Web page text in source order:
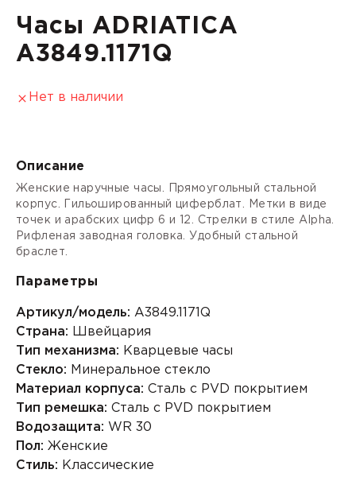
Часы ADRIATICA
A3849.1171Q
Нет в наличии
Описание
Женские наручные часы. Прямоугольный стальной
корпус. Гильошированный циферблат. Метки в виде
точек и арабских цифр 6 и 12. Стрелки в стиле Alpha.
Рифленая заводная головка. Удобный стальной
браслет.
Параметры
Артикул/модель: A3849.1171Q
Страна: Швейцария
Тип механизма: Кварцевые часы
Стекло: Минеральное стекло
Материал корпуса: Сталь с PVD покрытием
Тип ремешка: Сталь с PVD покрытием
Водозащита: WR 30
Пол: Женские
Стиль: Классические